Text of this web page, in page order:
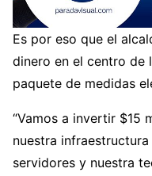
Es por eso que el
dinero en el centro de
paquete de medidas
“Vamos a invertir $15
nuestra
servidores y nuestra